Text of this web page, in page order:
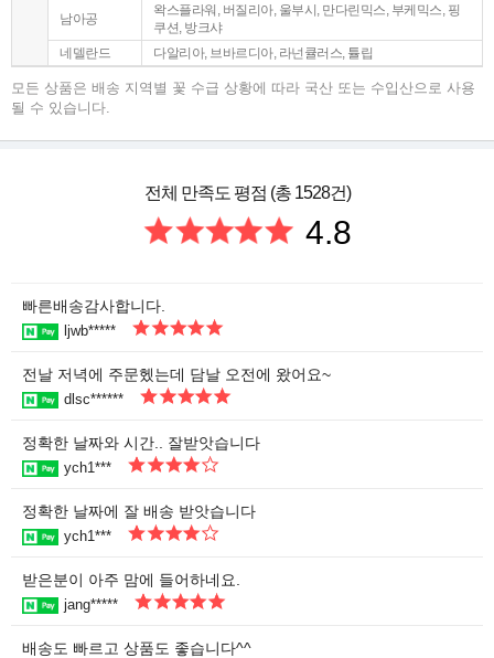
남아공
왁스플라워, 버질리아, 울부시, 만다린믹스, 부케믹스, 핑
쿠션, 방크샤
네델란드
다알리아, 브바르디아, 라넌큘러스, 튤립
모든 상품은 배송 지역별 꽃 수급 상황에 따라 국산 또는 수입산으로 사용
될 수 있습니다.
전체 만족도 평점 (총 1528건)
4.8
빠른배송감사합니다.
ljwb*****
전날 저녁에 주문헸는데 담날 오전에 왔어요~
dlsc******
정확한 날짜와 시간.. 잘받앗습니다
ych1***
정확한 날짜에 잘 배송 받앗습니다
ych1***
받은분이 아주 맘에 들어하네요.
jang*****
배송도 빠르고 상품도 좋습니다^^